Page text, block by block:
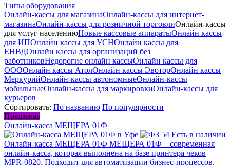
Типы оборудования
Онлайн-кассы для магазинаОнлайн-кассы для интернет-
магазинаОнлайн-кассы для розничной торговлиОнлайн-кассы
для услуг населениюНовые кассовые аппаратыОнлайн кассы
для ИПОнлайн кассы для УСНОнлайн кассы для
ЕНВДОнлайн кассы для организаций без
работниковНедорогие онлайн кассыОнлайн кассы для
ООООнлайн кассы АтолОнлайн кассы ЭвоторОнлайн кассы
МеркурийОнлайн-кассы автономныеОнлайн-кассы
мобильныеОнлайн-кассы для маркировкиОнлайн-кассы для
курьеров
Сортировать: По названию По популярности
Предзаказ
Онлайн-касса МЕЩЕРА 01Ф
Есть в наличии
Онлайн-касса МЕЩЕРА 01Ф МЕЩЕРА 01Ф – современная
онлайн-касса, которая выполнена на базе принтера чеков
MPR-0820. Подходит для автоматизации бизнес-процессов.